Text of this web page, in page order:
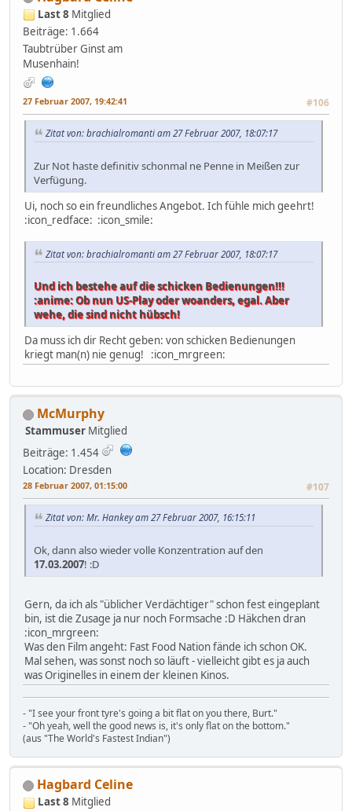
Last 8 Mitglied
Beiträge: 1.664
Taubtrüber Ginst am
Musenhain!
27 Februar 2007, 19:42:41 #106
Zitat von: brachialromanti am 27 Februar 2007, 18:07:17
Zur Not haste definitiv schonmal ne Penne in Meißen zur
Verfügung.
Ui, noch so ein freundliches Angebot. Ich fühle mich geehrt!
:icon_redface: :icon_smile:
Zitat von: brachialromanti am 27 Februar 2007, 18:07:17
Und ich bestehe auf die schicken Bedienungen!!!
:anime: Ob nun US-Play oder woanders, egal. Aber
wehe, die sind nicht hübsch!
Da muss ich dir Recht geben: von schicken Bedienungen
kriegt man(n) nie genug! :icon_mrgreen:
McMurphy
Stammuser Mitglied
Beiträge: 1.454
Location: Dresden
28 Februar 2007, 01:15:00 #107
Zitat von: Mr. Hankey am 27 Februar 2007, 16:15:11
Ok, dann also wieder volle Konzentration auf den
17.03.2007! :D
Gern, da ich als "üblicher Verdächtiger" schon fest eingeplant
bin, ist die Zusage ja nur noch Formsache :D Häkchen dran
:icon_mrgreen:
Was den Film angeht: Fast Food Nation fände ich schon OK.
Mal sehen, was sonst noch so läuft - vielleicht gibt es ja auch
was Originelles in einem der kleinen Kinos.
- "I see your front tyre's going a bit flat on you there, Burt."
- "Oh yeah, well the good news is, it's only flat on the bottom."
(aus "The World's Fastest Indian")
Hagbard Celine
Last 8 Mitglied